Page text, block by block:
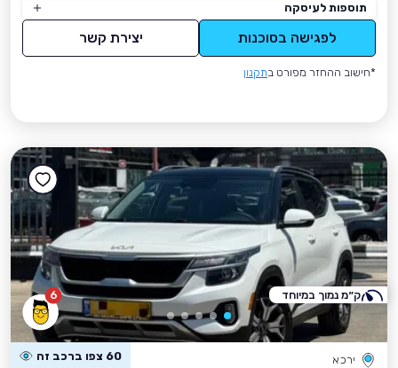
תוספות לעיסקה
לפגישה בסוכנות יצירת קשר
*חישוב ההחזר מפורט בתקנון
6
ירכא 60 צפו ברכב זה
ק״מ נמוך במיוחד